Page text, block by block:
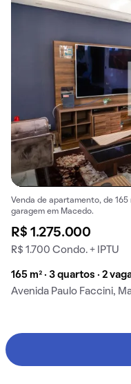
Venda de apartamento, de 165
garagem em Macedo.
R$ 1.275.000
R$ 1.700 Condo. + IPTU
165 m² · 3 quartos · 2
Avenida Paulo Faccini,